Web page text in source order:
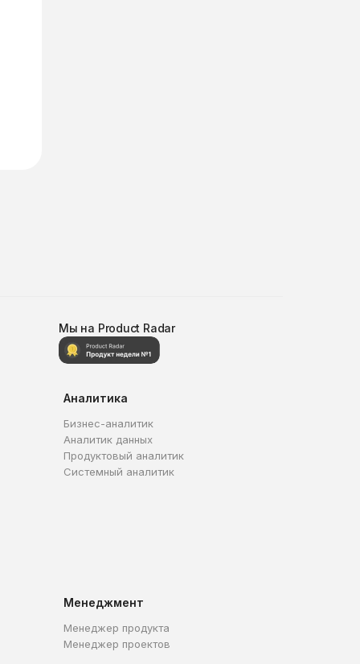
Мы на Product Radar
Аналитика
Бизнес-аналитик
Аналитик данных
Продуктовый аналитик
Системный аналитик
Менеджмент
Менеджер продукта
Менеджер проектов